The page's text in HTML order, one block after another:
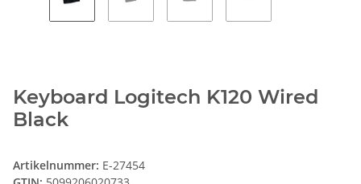
Keyboard Logitech K120 Wired
Black
Artikelnummer: E-27454